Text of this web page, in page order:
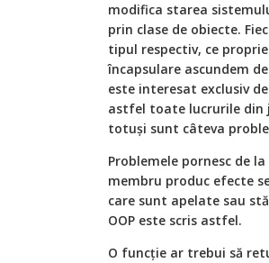
modifica starea
prin clase de obiecte.
tipul respectiv, ce
încapsulare ascundem
este interesat exclusiv
astfel toate lucrurile din
totuşi sunt câteva
Problemele pornesc de
membru produc efecte
care sunt apelate sau
OOP este scris astfel.
O funcţie ar trebui să